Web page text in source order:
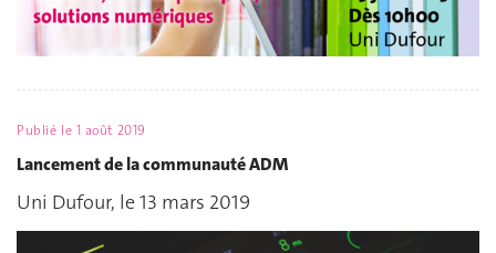
Publié le 1 août 2019
Lancement de la communauté ADM
Uni Dufour, le 13 mars 2019